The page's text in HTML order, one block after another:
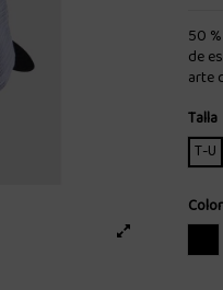
50
de
arte
Talla
T-U
Color